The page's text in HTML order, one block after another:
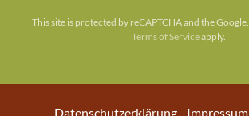
This site is protected by reCAPTCHA and the Google.
Terms of Serviceapply.
Datenschutzerklärung Impressum